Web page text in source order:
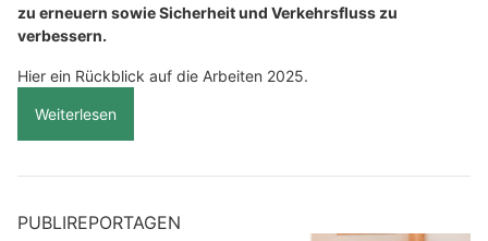
zu erneuern sowie Sicherheit und Verkehrsfluss zu
verbessern.
Hier ein Rückblick auf die Arbeiten 2025.
Weiterlesen
PUBLIREPORTAGEN